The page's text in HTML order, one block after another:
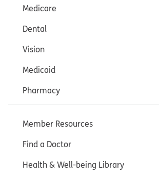
Medicare
Dental
Vision
Medicaid
Pharmacy
Member Resources
Find a Doctor
Health & Well-being Library